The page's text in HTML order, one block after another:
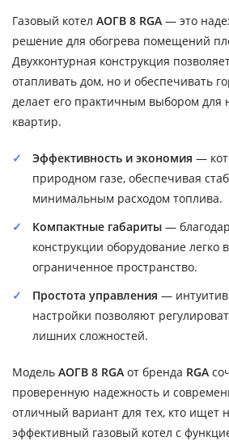
Газовый котел АОГВ 8 RGA — это
решение для обогрева помещений
Двухконтурная конструкция
отапливать дом, но и обеспечивать
делает его практичным выбором для
квартир.
Эффективность и экономия —
природном газе, обеспечивая
минимальным расходом топлива.
Компактные габариты —
конструкции оборудование легко
ограниченное пространство.
Простота управления —
настройки позволяют
лишних сложностей.
Модель АОГВ 8 RGA от бренда RGA
проверенную надежность и
отличный вариант для тех, кто ищет
эффективный газовый котел с